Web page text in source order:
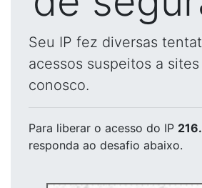
Seu IP fez diversas
acessos suspeitos a
conosco.
Para liberar o acesso do IP
responda ao desafio abaixo.